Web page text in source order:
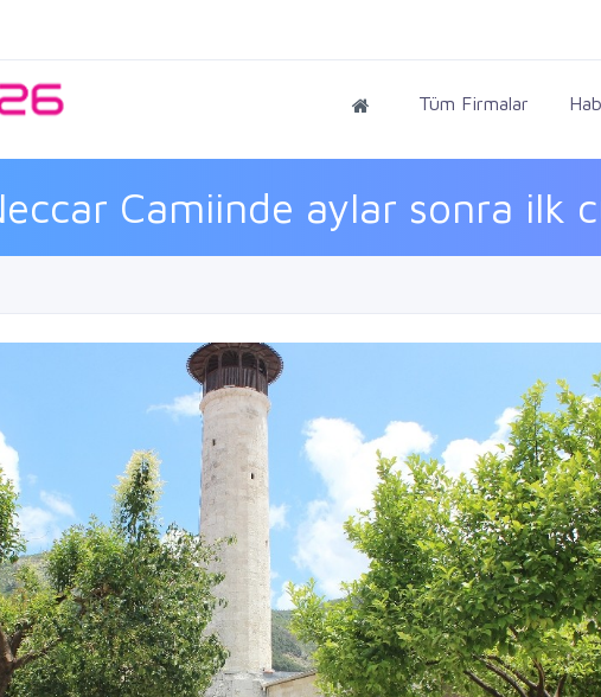
Tüm Firmalar
Camiinde aylar sonra ilk